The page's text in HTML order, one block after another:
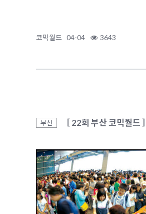
코믹월드 04-04 3643
부산 ［ 22회 부산 코믹월드 ］